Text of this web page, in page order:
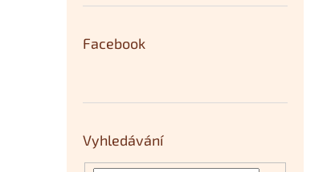
Facebook
Vyhledávání